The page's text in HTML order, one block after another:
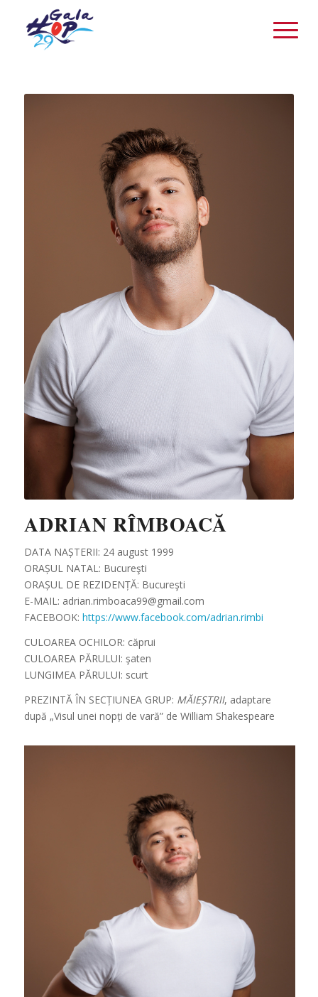
ADRIAN RÎMBOACĂ
DATA NAȘTERII: 24 august 1999
ORAȘUL NATAL: Bucureşti
ORAȘUL DE REZIDENȚĂ: Bucureşti
E-MAIL: adrian.rimboaca99@gmail.com
FACEBOOK: https://www.facebook.com/adrian.rimbi
CULOAREA OCHILOR: căprui
CULOAREA PĂRULUI: şaten
LUNGIMEA PĂRULUI: scurt
PREZINTĂ ÎN SECȚIUNEA GRUP: MĂIEȘTRII, adaptare
după „Visul unei nopți de vară” de William Shakespeare